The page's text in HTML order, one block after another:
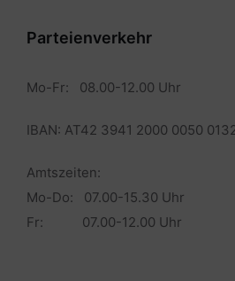
Parteienverkehr
Mo-Fr: 08.00-12.00 Uhr
IBAN: AT42 3941 2000 0050
Amtszeiten:
Mo-Do: 07.00-15.30 Uhr
Fr: 07.00-12.00 Uhr